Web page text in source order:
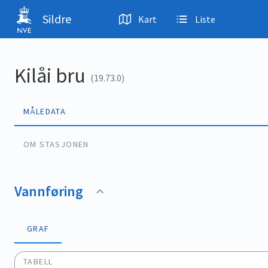
Hopp til hovedinnhold
Sildre Kart Liste
Kilåi bru (19.73.0)
MÅLEDATA
OM STASJONEN
Vannføring
GRAF
TABELL